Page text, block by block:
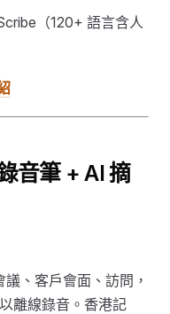
（120+ 語言含人
音筆 + AI 摘
、客戶會面、訪問，
離線錄音。香港記